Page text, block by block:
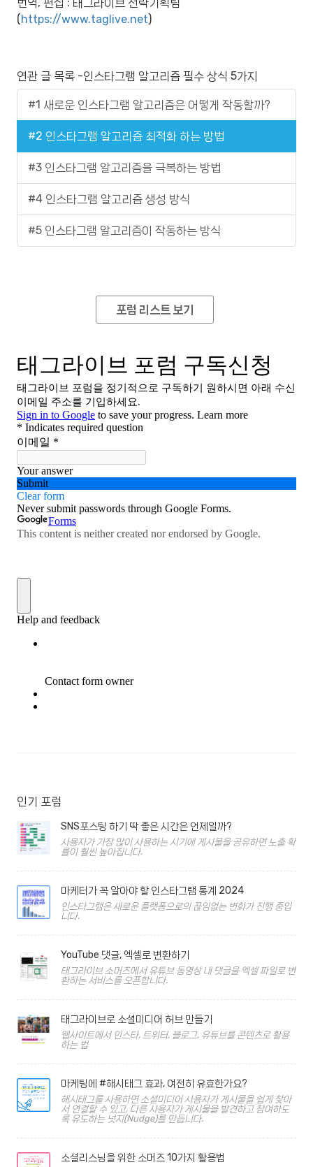
( https://www.taglive.net)
연관 글 목록 -인스타그램 알고리즘 필수 상식 5가지
#1 새로운 인스타그램 알고리즘은 어떻게 작동할까?
#2 인스타그램 알고리즘 최적화 하는 방법
#3 인스타그램 알고리즘을 극복하는 방법
#4 인스타그램 알고리즘 생성 방식
#5 인스타그램 알고리즘이 작동하는 방식
포럼 리스트 보기
인기 포럼
SNS포스팅 하기 딱 좋은 시간은 언제일까?
사용자가 가장 많이 사용하는 시기에 게시물을 공유하면 노출 확
률이 훨씬 높아집니다.
마케터가 꼭 알아야 할 인스타그램 통계 2024
인스타그램은 새로운 플랫폼으로의 끊임없는 변화가 진행 중입
니다.
YouTube 댓글, 엑셀로 변환하기
태그라이브 소머즈에서 유튜브 동영상 내 댓글을 엑셀 파일로 변
환하는 서비스를 오픈합니다.
태그라이브로 소셜미디어 허브 만들기
웹사이트에서 인스타, 트위터, 블로그, 유튜브를 콘텐츠로 활용
하는 법
마케팅에 #해시태그 효과, 여전히 유효한가요?
해시태그를 사용하면 소셜미디어 사용자가 게시물을 쉽게 찾아
서 연결할 수 있고, 다른 사용자가 게시물을 발견하고 참여하도
록 유도하는 넛지(Nudge)를 만듭니다.
소셜리스닝을 위한 소머즈 10가지 활용법